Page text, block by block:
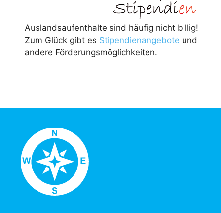
Auslandsaufenthalte sind häufig nicht billig!
Zum Glück gibt es Stipendienangebote und
andere Förderungsmöglichkeiten.